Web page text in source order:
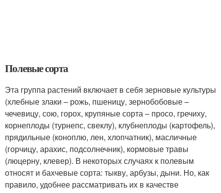
Полевые сорта
Эта группа растений включает в себя зерновые культуры
(хлебные злаки – рожь, пшеницу, зернобобовые –
чечевицу, сою, горох, крупяные сорта – просо, гречиху,
корнеплоды (турнепс, свеклу), клубнеплоды (картофель),
прядильные (коноплю, лен, хлопчатник), масличные
(горчицу, арахис, подсолнечник), кормовые травы
(люцерну, клевер). В некоторых случаях к полевым
относят и бахчевые сорта: тыкву, арбузы, дыни. Но, как
правило, удобнее рассматривать их в качестве